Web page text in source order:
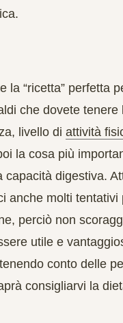
la “ricetta” perfetta
che dovete
, livello di attività
la cosa più
digestiva.
anche molti
perciò non
utile e
conto delle
consigliarvi la